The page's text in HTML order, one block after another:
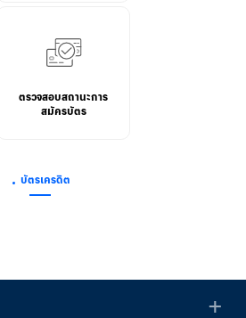
ตรวจสอบสถานะการ
สมัครบัตร
บัตรเครดิต